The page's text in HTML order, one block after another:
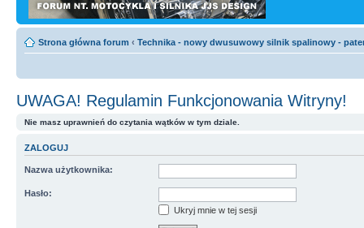
Strona główna forum ‹ Technika - nowy dwusuwowy silnik spalinowy -
UWAGA! Regulamin Funkcjonowania Witryny!
Nie masz uprawnień do czytania wątków w tym dziale.
ZALOGUJ
Nazwa użytkownika:
Hasło:
Ukryj mnie w tej sesji